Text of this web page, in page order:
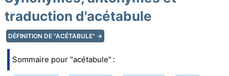
traduction d'acétabule
DÉFINITION DE "ACÉTABULE" →
Sommaire pour "acétabule" :